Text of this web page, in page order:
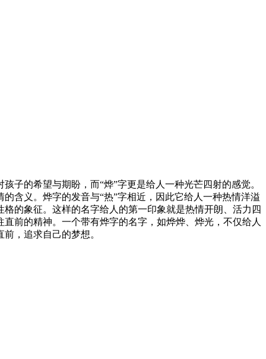
子的希望与期盼，而“烨”字更是给人一种光芒四射的感觉。
含义。烨字的发音与“热”字相近，因此它给人一种热情洋溢
的象征。这样的名字给人的第一印象就是热情开朗、活力四
前的精神。一个带有烨字的名字，如烨烨、烨光，不仅给人
，追求自己的梦想。